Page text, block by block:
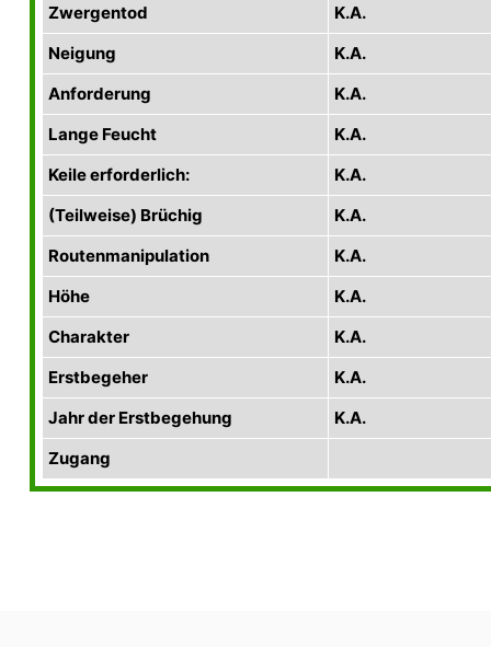
Zwergentod
K.A.
Neigung
K.A.
Anforderung
K.A.
Lange Feucht
K.A.
Keile erforderlich:
K.A.
(Teilweise) Brüchig
K.A.
Routenmanipulation
K.A.
Höhe
K.A.
Charakter
K.A.
Erstbegeher
K.A.
Jahr der Erstbegehung
K.A.
Zugang